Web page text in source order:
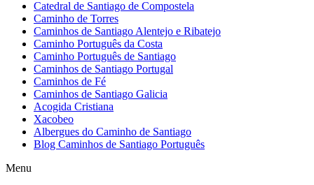
Catedral de Santiago de Compostela
Caminho de Torres
Caminhos de Santiago Alentejo e Ribatejo
Caminho Português da Costa
Caminho Português de Santiago
Caminhos de Santiago Portugal
Caminhos de Fé
Caminhos de Santiago Galicia
Acogida Cristiana
Xacobeo
Albergues do Caminho de Santiago
Blog Caminhos de Santiago Português
Menu